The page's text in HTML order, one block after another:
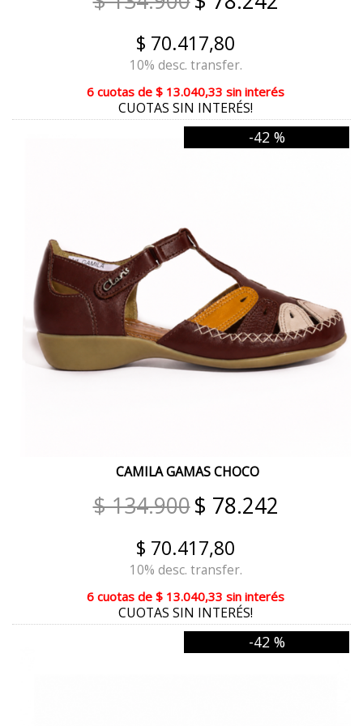
PELTRE
ACERO OXIDADO
CHAROL AZUL
MAIZ
NUDE TIZA VISON
PELTRE PLATA
REPTIL NEGRO
CAMEL TIZA
CORAL NARANJA
NUDE
$ 70.417,80
10% desc. transfer.
6 cuotas de $ 13.040,33 sin interés
CUOTAS SIN INTERÉS!
-42 %
CAMILA GAMAS CHOCO
$ 134.900$ 78.242
$ 70.417,80
10% desc. transfer.
6 cuotas de $ 13.040,33 sin interés
CUOTAS SIN INTERÉS!
-42 %